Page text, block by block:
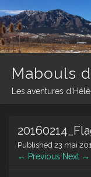
Mabouls
Les aventures
content
Published 23 mai
← Previous Next →